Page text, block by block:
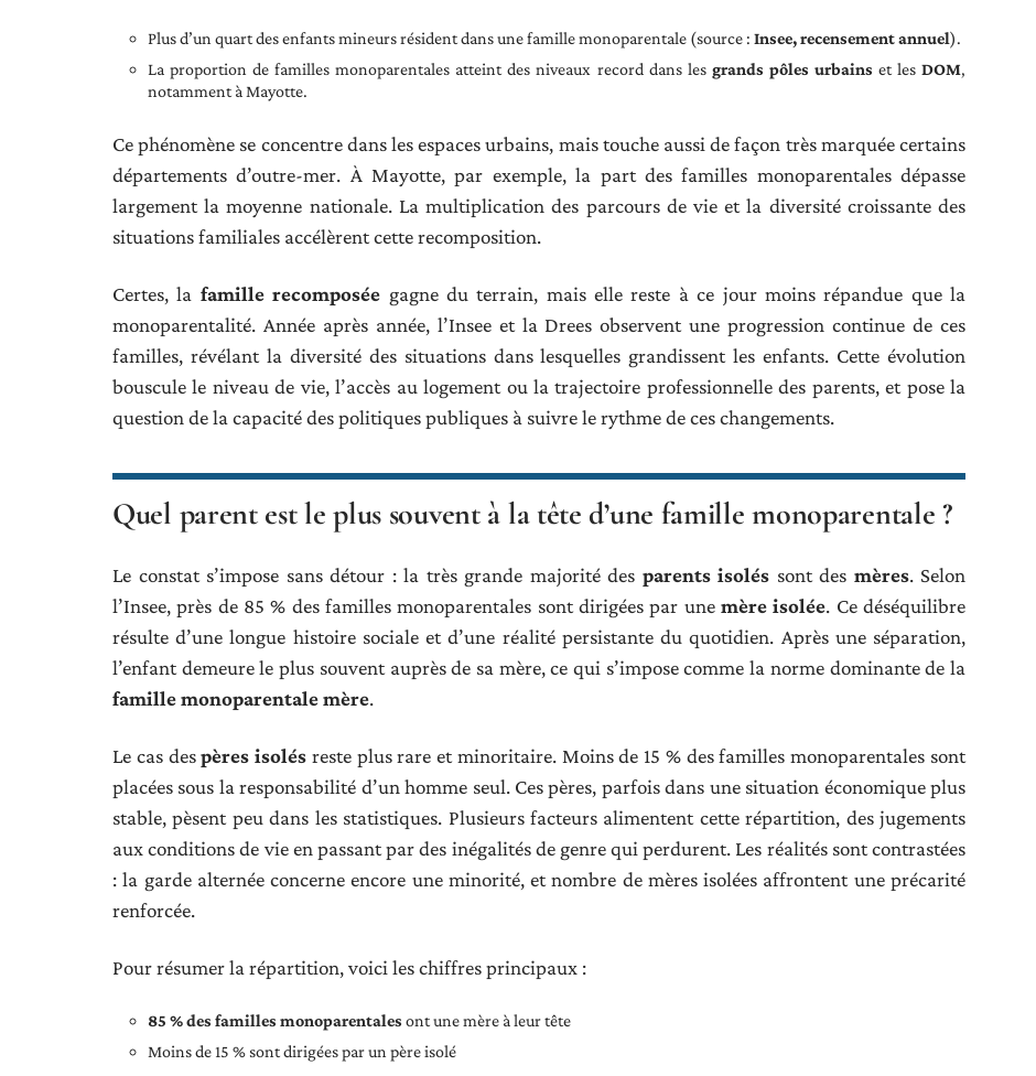
Plus d’un quart des enfants mineurs résident dans une famille monoparentale (source : Insee, recensement annuel).
La proportion de familles monoparentales atteint des niveaux record dans les grands pôles urbains et les DOM,
notamment à Mayotte.
Ce phénomène se concentre dans les espaces urbains, mais touche aussi de façon très marquée certains
départements d’outre-mer. À Mayotte, par exemple, la part des familles monoparentales dépasse
largement la moyenne nationale. La multiplication des parcours de vie et la diversité croissante des
situations familiales accélèrent cette recomposition.
Certes, la famille recomposée gagne du terrain, mais elle reste à ce jour moins répandue que la
monoparentalité. Année après année, l’Insee et la Drees observent une progression continue de ces
familles, révélant la diversité des situations dans lesquelles grandissent les enfants. Cette évolution
bouscule le niveau de vie, l’accès au logement ou la trajectoire professionnelle des parents, et pose la
question de la capacité des politiques publiques à suivre le rythme de ces changements.
Quel parent est le plus souvent à la tête d’une famille monoparentale ?
Le constat s’impose sans détour : la très grande majorité des parents isolés sont des mères. Selon
l’Insee, près de 85 % des familles monoparentales sont dirigées par une mère isolée. Ce déséquilibre
résulte d’une longue histoire sociale et d’une réalité persistante du quotidien. Après une séparation,
l’enfant demeure le plus souvent auprès de sa mère, ce qui s’impose comme la norme dominante de la
famille monoparentale mère.
Le cas despères isolés reste plus rare et minoritaire. Moins de 15 % des familles monoparentales sont
placées sous la responsabilité d’un homme seul. Ces pères, parfois dans une situation économique plus
stable, pèsent peu dans les statistiques. Plusieurs facteurs alimentent cette répartition, des jugements
aux conditions de vie en passant par des inégalités de genre qui perdurent. Les réalités sont contrastées
: la garde alternée concerne encore une minorité, et nombre de mères isolées affrontent une précarité
renforcée.
Pour résumer la répartition, voici les chiffres principaux :
85 % des familles monoparentales ont une mère à leur tête
Moins de 15 % sont dirigées par un père isolé